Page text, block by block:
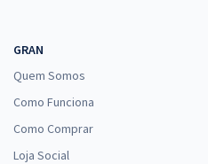
GRAN
Quem Somos
Como Funciona
Como Comprar
Loja Social